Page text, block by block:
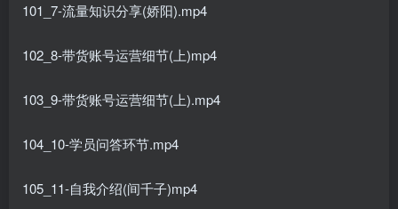
101_7-流量知识分享(娇阳).mp4
102_8-带货账号运营细节(上)mp4
103_9-带货账号运营细节(上).mp4
104_10-学员问答环节.mp4
105_11-自我介绍(间千子)mp4